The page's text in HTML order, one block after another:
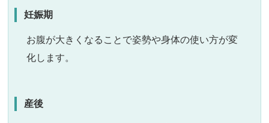
妊娠期
お腹が大きくなることで姿勢や身体の使い方が変
化します。
産後